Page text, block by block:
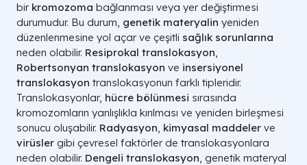
bir kromozoma bağlanması veya yer değiştirmesi
durumudur. Bu durum, genetik materyalin yeniden
düzenlenmesine yol açar ve çeşitli sağlık sorunlarına
neden olabilir. Resiprokal translokasyon,
Robertsonyan translokasyon ve insersiyonel
translokasyon translokasyonun farklı tipleridir.
Translokasyonlar, hücre bölünmesi sırasında
kromozomların yanlışlıkla kırılması ve yeniden birleşmesi
sonucu oluşabilir. Radyasyon, kimyasal maddeler ve
virüsler gibi çevresel faktörler de translokasyonlara
neden olabilir. Dengeli translokasyon, genetik materyal